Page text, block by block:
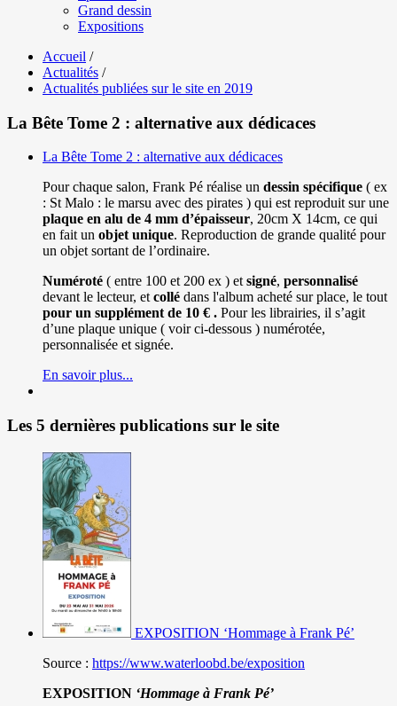
Grand dessin
Expositions
Accueil /
Actualités /
Actualités publiées sur le site en 2019
La Bête Tome 2 : alternative aux dédicaces
La Bête Tome 2 : alternative aux dédicaces
Pour chaque salon, Frank Pé réalise un dessin spécifique ( ex
: St Malo : le marsu avec des pirates ) qui est reproduit sur une
plaque en alu de 4 mm d’épaisseur, 20cm X 14cm, ce qui
en fait un objet unique. Reproduction de grande qualité pour
un objet sortant de l’ordinaire.
Numéroté ( entre 100 et 200 ex ) et signé, personnalisé
devant le lecteur, et collé dans l'album acheté sur place, le tout
pour un supplément de 10 € . Pour les librairies, il s’agit
d’une plaque unique ( voir ci-dessous ) numérotée,
personnalisée et signée.
En savoir plus...
Les 5 dernières publications sur le site
EXPOSITION ‘Hommage à Frank Pé’
Source : https://www.waterloobd.be/exposition
EXPOSITION ‘Hommage à Frank Pé’